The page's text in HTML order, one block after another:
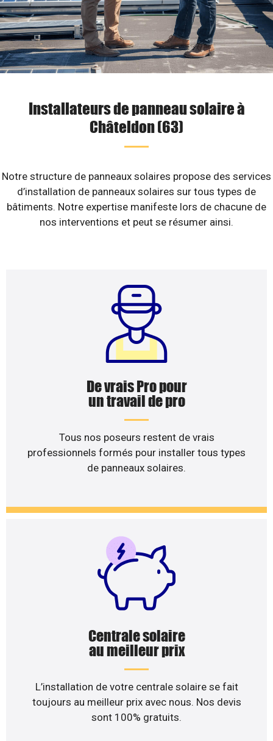
Installateurs de panneau solaire à
Châteldon (63)
Notre structure de panneaux solaires propose des services
d’installation de panneaux solaires sur tous types de
bâtiments. Notre expertise manifeste lors de chacune de
nos interventions et peut se résumer ainsi.
De vrais Pro pour
un travail de pro
Tous nos poseurs restent de vrais
professionnels formés pour installer tous types
de panneaux solaires.
Centrale solaire
au meilleur prix
L’installation de votre centrale solaire se fait
toujours au meilleur prix avec nous. Nos devis
sont 100% gratuits.